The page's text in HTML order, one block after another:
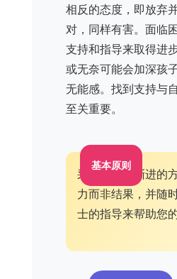
相反的态度，即放弃
对，同样有害。面临
支持和指导来取得进
或无奈可能会加深孩
无能感。找到支持与
至关重要。
基本原则
采取耐心和渐进的
力而非结果，并随
士的指导来帮助您的